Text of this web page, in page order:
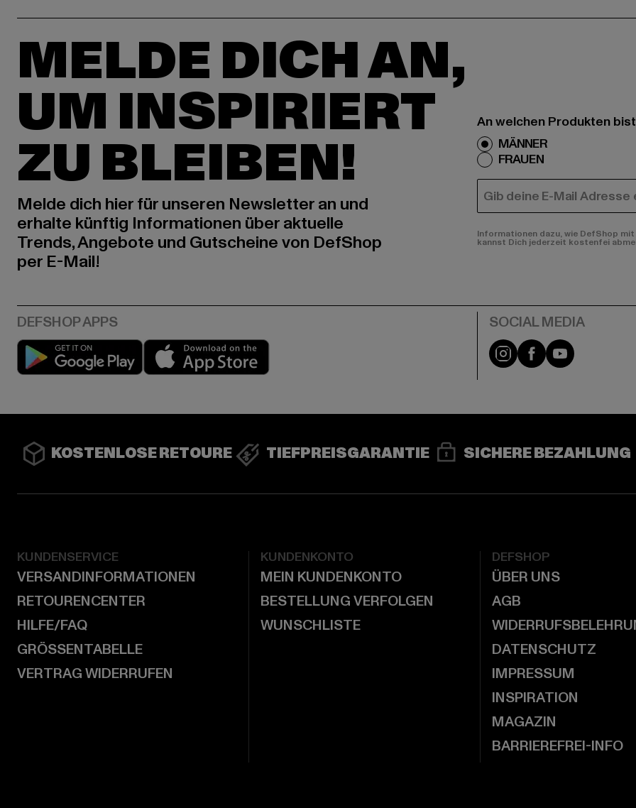
MELDE DICH AN,
UM INSPIRIERT
ZU BLEIBEN!
Melde dich hier für unseren Newsletter an und
erhalte künftig Informationen über aktuelle
Trends, Angebote und Gutscheine von DefShop
per E-Mail!
An welchen Produkten
MÄNNER
FRAUEN
E-MAIL
Informationen dazu, wie DefShop
kannst Dich jederzeit kostenfei
Play market Instagram
FacebookYouTube
KOSTENLOSE RETOURE TIEFPREISGARANTIE SICHERE BEZAHLUNG
KUNDENSERVICE
VERSANDINFORMATIONEN
RETOURENCENTER
HILFE/FAQ
GRÖSSENTABELLE
VERTRAG WIDERRUFEN
KUNDENKONTO
MEIN KUNDENKONTO
BESTELLUNG VERFOLGEN
WUNSCHLISTE
DEFSHOP
ÜBER UNS
AGB
DATENSCHUTZ
IMPRESSUM
INSPIRATION
MAGAZIN
BARRIEREFREI-INFO